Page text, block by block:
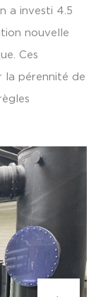
a investi 4.5
nouvelle
Ces
la pérennité de